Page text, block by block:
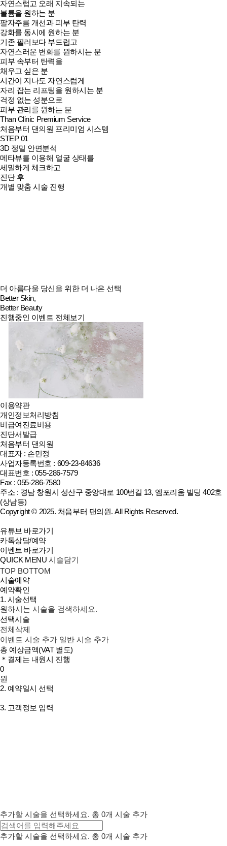
자연스럽고 오래 지속되는
볼륨을 원하는 분
팔자주름 개선과 피부 탄력
강화를 동시에 원하는 분
기존 필러보다 부드럽고
자연스러운 변화를 원하시는 분
피부 속부터 탄력을
채우고 싶은 분
시간이 지나도 자연스럽게
자리 잡는 리프팅을 원하시는 분
걱정 없는 성분으로
피부 관리를 원하는 분
Than Clinic Premium Service
처음부터 댄의원 프리미엄 시스템
STEP 01
3D 정밀 안면분석
메타뷰를 이용해 얼굴 상태를
세밀하게 체크하고
진단 후
개별 맞춤 시술 진행
더 아름다울 당신을 위한 더 나은 선택
Better Skin,
Better Beauty
진행중인 이벤트 전체보기
이용약관
개인정보처리방침
비급여진료비용
진단서발급
처음부터 댄의원
대표자 : 손민정
사업자등록번호 : 609-23-84636
대표번호 : 055-286-7579
Fax : 055-286-7580
주소 : 경남 창원시 성산구 중앙대로 100번길 13, 엠포리움 빌딩 402호
(상남동)
Copyright © 2025. 처음부터 댄의원. All Rights Reserved.
유튜브 바로가기
카톡상담/예약
이벤트 바로가기
QUICK MENU 시술담기
TOP BOTTOM
시술예약
예약확인
1. 시술선택
원하시는 시술을 검색하세요.
선택시술
전체삭제
이벤트 시술 추가 일반 시술 추가
총 예상금액(VAT 별도)
＊결제는 내원시 진행
0
원
2. 예약일시 선택
3. 고객정보 입력
추가할 시술을 선택하세요. 총 0개 시술 추가
추가할 시술을 선택하세요. 총 0개 시술 추가